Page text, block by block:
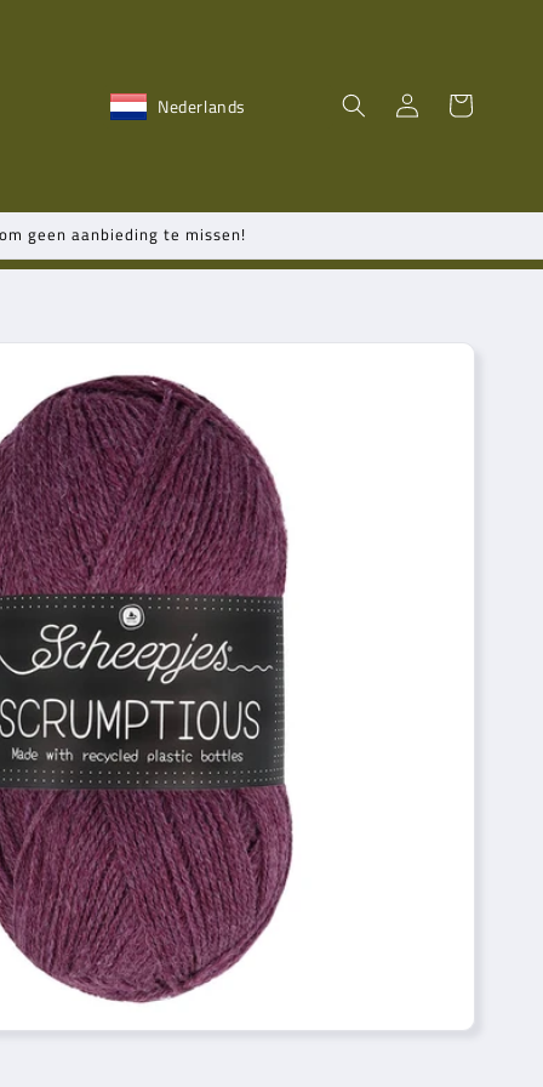
Nederlands InloggenWinkelwagen
geen aanbieding te missen!